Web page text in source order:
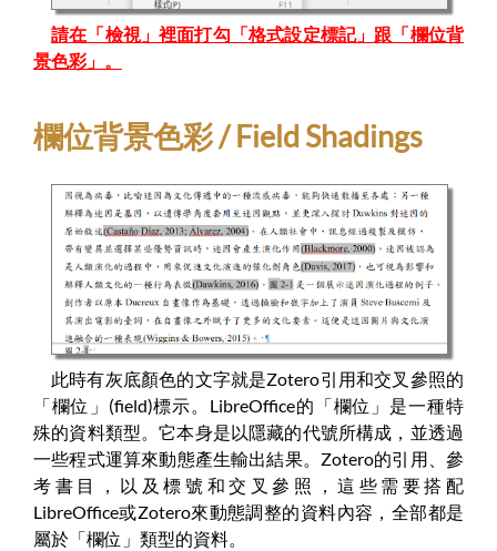
請在「檢視」裡面打勾「格式設定標記」跟「欄位背
景色彩」。
欄位背景色彩 / Field Shadings
此時有灰底顏色的文字就是Zotero引用和交叉參照的
「欄位」(field)標示。LibreOffice的「欄位」是一種特
殊的資料類型。它本身是以隱藏的代號所構成，並透過
一些程式運算來動態產生輸出結果。Zotero的引用、參
考書目，以及標號和交叉參照，這些需要搭配
LibreOffice或Zotero來動態調整的資料內容，全部都是
屬於「欄位」類型的資料。